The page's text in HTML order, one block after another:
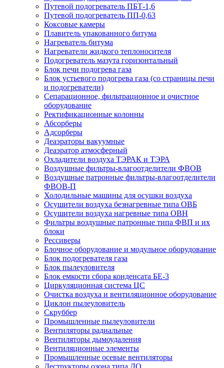
Путевой подогреватель ПБТ-1,6
Путевой подогреватель ПП-0,63
Коксовые камеры
Плавитель упакованного битума
Нагреватель битума
Нагреватели жидкого теплоносителя
Подогреватель мазута горизонтальный
Блок печи подогрева газа
Блок устьевого подогрева газа (со страницы печи
и подогреватели)
Сепарационное, фильтрационное и очистное
оборудование
Ректификационные колонны
Абсорберы
Адсорберы
Деаэраторы вакуумные
Деаэратор атмосферный
Охладители воздуха ТЭРАК и ТЭРА
Воздушные фильтры-влагоотделители ФВОВ
Воздушные патронные фильтры-влагоотделители
ФВОВ-П
Холодильные машины для осушки воздуха
Осушители воздуха безнагревные типа ОВБ
Осушители воздуха нагревные типа ОВН
Фильтры воздушные патронные типа ФВП и их
блоки
Рессиверы
Блочное оборудование и модульное оборудование
Блок подогревателя газа
Блок пылеуловителя
Блок емкости сбора конденсата БЕ-3
Циркуляционная система ЦС
Очистка воздуха и вентиляционное оборудование
Циклон пылеуловитель
Скруббер
Промышленные пылеуловители
Вентиляторы радиальные
Вентиляторы дымоудаления
Вентиляционные элементы
Промышленные осевые вентиляторы
Деструкторы озона типа ДО